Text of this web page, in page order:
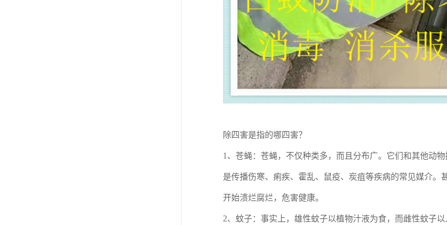
除四害是指的哪四害？
1、苍蝇：苍蝇，不仅种类多，而且分布广。它们和其他动
是传播伤寒、痢疾、霍乱、鼠疫、炭疽等疾病的常见媒介
开始溃烂腐烂，危害健康。
2、蚊子：事实上，雄性蚊子以植物汁液为食，而雌性蚊子